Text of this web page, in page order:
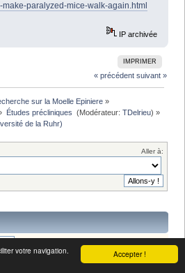
Accepter !
votre navigation.
paralyzed-mice-walk-again.html
IP archivée
IMPRIMER
« précédent suivant »
sur la Moelle Epiniere »
Études précliniques (Modérateur: TDelrieu) »
de la Ruhr)
Aller à: